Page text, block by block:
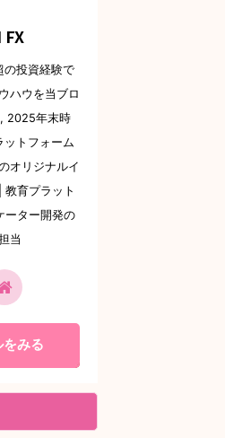
の投資経験で
ハウを当ブロ
2025年末時
トフォーム
オリジナルイ
育プラット
ーター開発の
当
みる